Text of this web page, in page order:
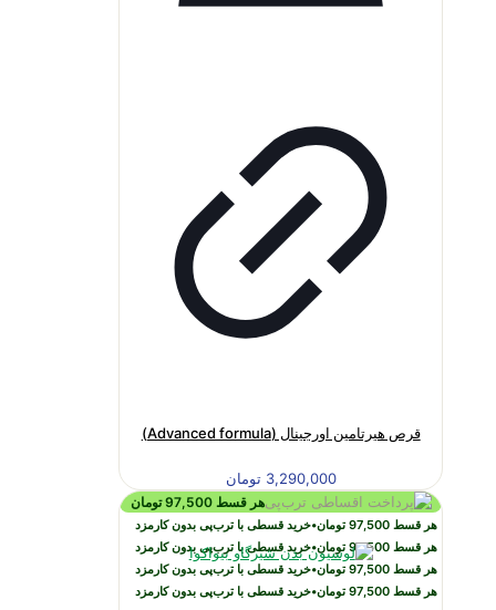
قرص هیرتامین اورجینال (Advanced formula)
3,290,000 تومان
هر قسط97,500 تومان
هر قسط97,500 تومان•خرید قسطی با ترب‌پی بدون کارمزد
هر قسط97,500 تومان•خرید قسطی با ترب‌پی بدون کارمزد
هر قسط97,500 تومان•خرید قسطی با ترب‌پی بدون کارمزد
هر قسط97,500 تومان•خرید قسطی با ترب‌پی بدون کارمزد